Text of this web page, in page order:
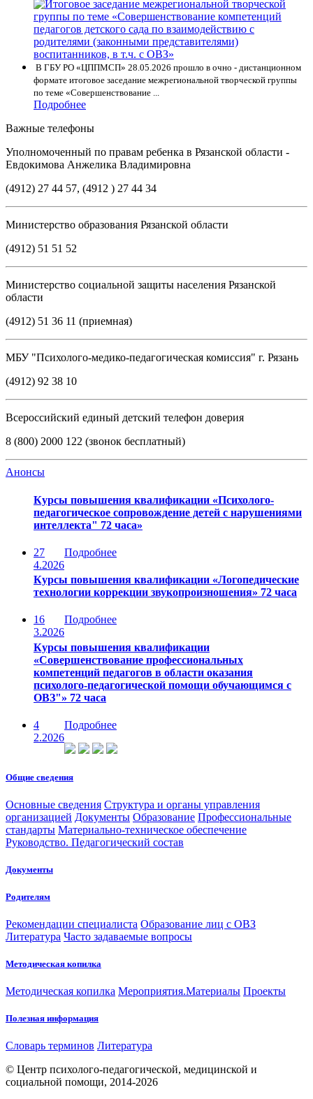
В ГБУ РО «ЦППМСП» 28.05.2026 прошло в очно - дистанционном
формате итоговое заседание межрегиональной творческой группы
по теме «Совершенствование ...
Подробнее
Важные телефоны
Уполномоченный по правам ребенка в Рязанской области -
Евдокимова Анжелика Владимировна
(4912) 27 44 57, (4912 ) 27 44 34
Министерство образования Рязанской области
(4912) 51 51 52
Министерство социальной защиты населения Рязанской
области
(4912) 51 36 11 (приемная)
МБУ "Психолого-медико-педагогическая комиссия" г. Рязань
(4912) 92 38 10
Всероссийский единый детский телефон доверия
8 (800) 2000 122 (звонок бесплатный)
Анонсы
Курсы повышения квалификации «Психолого-
педагогическое сопровождение детей с нарушениями
интеллекта" 72 часа»
27
4.2026
Подробнее
Курсы повышения квалификации «Логопедические
технологии коррекции звукопроизношения» 72 часа
16
3.2026
Подробнее
Курсы повышения квалификации
«Совершенствование профессиональных
компетенций педагогов в области оказания
психолого-педагогической помощи обучающимся с
ОВЗ"» 72 часа
4
2.2026
Подробнее
Общие сведения
Основные сведения Структура и органы управления
организацией Документы Образование Профессиональные
стандарты Материально-техническое обеспечение
Руководство. Педагогический состав
Документы
Родителям
Рекомендации специалиста Образование лиц с ОВЗ
Литература Часто задаваемые вопросы
Методическая копилка
Методическая копилка Мероприятия.Материалы Проекты
Полезная информация
Словарь терминов Литература
© Центр психолого-педагогической, медицинской и
социальной помощи, 2014-2026